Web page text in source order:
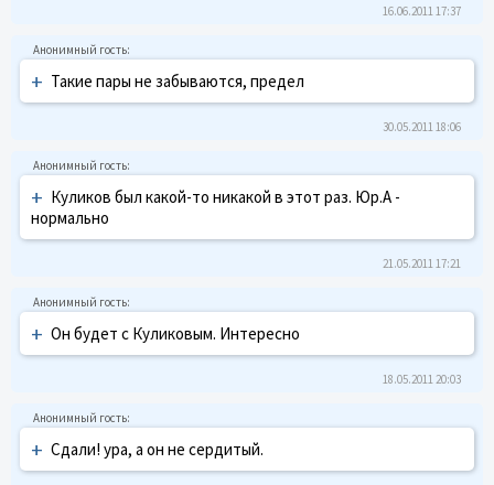
16.06.2011 17:37
+ Такие пары не забываются, предел
30.05.2011 18:06
+ Куликов был какой-то никакой в этот раз. Юр.А -
нормально
21.05.2011 17:21
+ Он будет с Куликовым. Интересно
18.05.2011 20:03
+ Сдали! ура, а он не сердитый.